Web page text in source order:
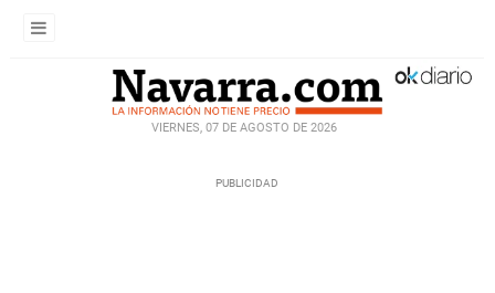
VIERNES, 07 DE AGOSTO DE 2026